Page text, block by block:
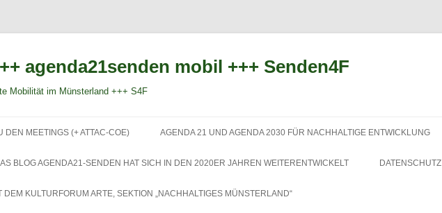
agenda21senden mobil +++ Senden4F
Mobilität im Münsterland +++ S4F
Inhalt
DEN MEETINGS (+ ATTAC-COE) AGENDA 21 UND AGENDA 2030 FÜR NACHHALTIGE ENTWICKLUNG
BLOG AGENDA21-SENDEN HAT SICH IN DEN 2020ER JAHREN WEITERENTWICKELT DATENSCHUTZ
DEM KULTURFORUM ARTE, SEKTION „NACHHALTIGES MÜNSTERLAND“